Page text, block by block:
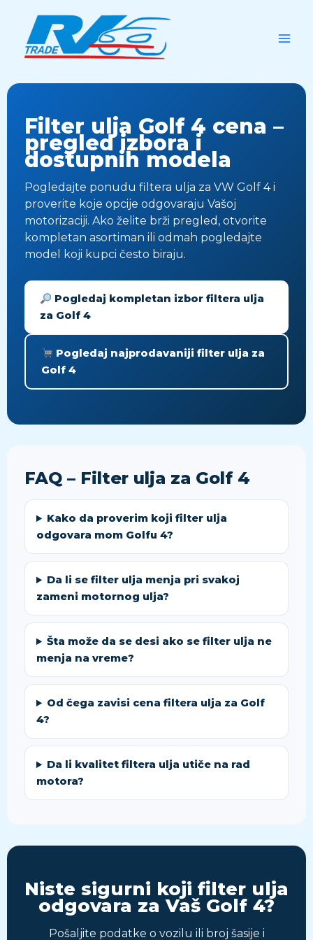
content
Filter ulja Golf 4 cena –
pregled izbora i
dostupnih modela
Pogledajte ponudu filtera ulja za VW Golf 4 i
proverite koje opcije odgovaraju Vašoj
motorizaciji. Ako želite brži pregled, otvorite
kompletan asortiman ili odmah pogledajte
model koji kupci često biraju.
Pogledaj kompletan izbor filtera ulja
za Golf 4
Pogledaj najprodavaniji filter ulja za
Golf 4
FAQ – Filter ulja za Golf 4
Kako da proverim koji filter ulja
odgovara mom Golfu 4?
Da li se filter ulja menja pri svakoj
zameni motornog ulja?
Šta može da se desi ako se filter ulja ne
menja na vreme?
Od čega zavisi cena filtera ulja za Golf
4?
Da li kvalitet filtera ulja utiče na rad
motora?
Niste sigurni koji filter ulja
odgovara za Vaš Golf 4?
Pošaljite podatke o vozilu ili broj šasije i